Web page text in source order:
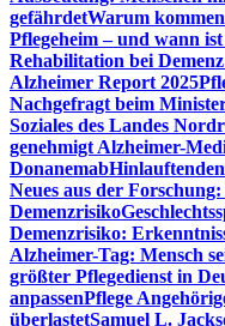
gefährdetWarum
Pflegeheim – und wann
Rehabilitation bei
Alzheimer Report 2025
Nachgefragt beim
Soziales des Landes
genehmigt Alzheimer-
Donanemab
Neues aus der
Demenzrisiko
Demenzrisiko:
Alzheimer-Tag: Mensch
größter Pflegedienst in
anpassenPflege
überlastetSamuel L.